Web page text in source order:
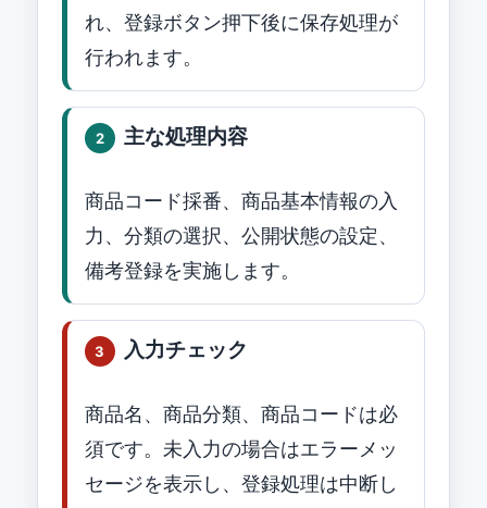
れ、登録ボタン押下後に保存処理が
行われます。
2 主な処理内容
商品コード採番、商品基本情報の入
力、分類の選択、公開状態の設定、
備考登録を実施します。
3 入力チェック
商品名、商品分類、商品コードは必
須です。未入力の場合はエラーメッ
セージを表示し、登録処理は中断し